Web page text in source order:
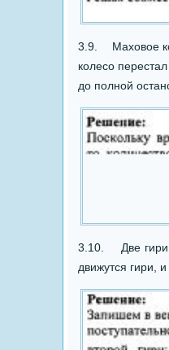
3.9. Маховое
колесо
до полной
3.10. Две гири
движутся гири,